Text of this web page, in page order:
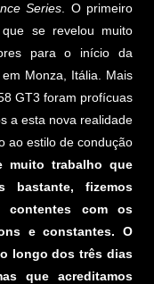
Series . O primeiro
se revelou muito
para o início da
Monza, Itália. Mais
GT3 foram profícuas
a esta nova realidade
ao estilo de condução
muito trabalho que
bastante, fizemos
contentes com os
e constantes. O
longo dos três dias
que acreditamos